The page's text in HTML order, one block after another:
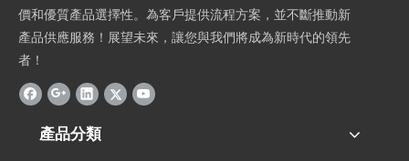
價和優質產品選擇性。為客戶提供流程方案，並不斷推動新
產品供應服務！展望未來，讓您與我們將成為新時代的領先
者！
產品分類